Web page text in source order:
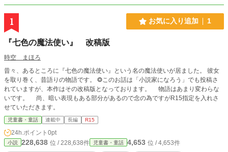
1 お気に入り追加 1
『七色の魔法使い』 改稿版
時空 まほろ
昔々、あるところに『七色の魔法使い』という名の魔法使いが居ました。 彼女
を取り巻く、昔語りの物語です。 ❂このお話は「小説家になろう」でも投稿さ
れていますが、本作はその改稿版となっております。 物語はあまり変わらな
いです。 尚、暗い表現もある部分があるので念の為ですがR15指定を入れさ
せていただきます。
児童書・童話 連載中 長編 R15
24h.ポイント 0pt
小説 228,638 位 / 228,638件 児童書・童話 4,653 位 / 4,653件